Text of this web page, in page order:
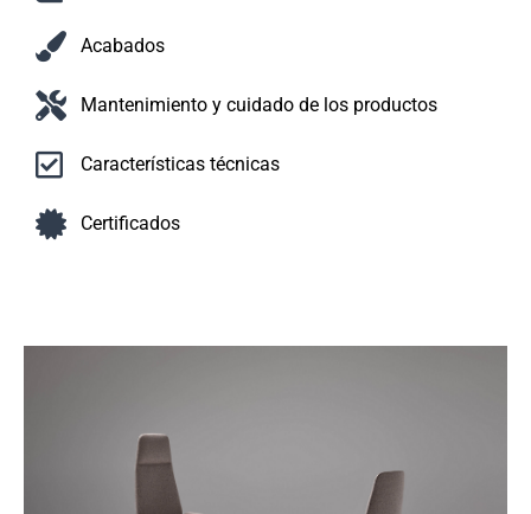
Acabados
Mantenimiento y cuidado de los productos
Características técnicas
Certificados